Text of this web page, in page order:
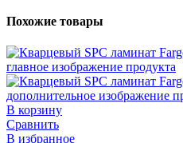
Похожие товары
В корзину
Сравнить
В избранное